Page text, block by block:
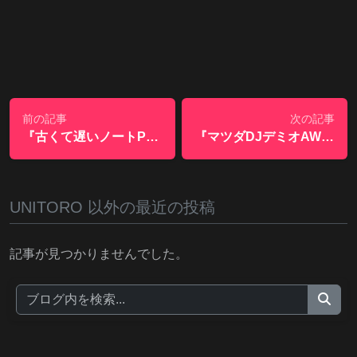
前の記事
『古くて遅いノートPC「富士通LIFEBOOK S904J」にSSDを入れて激速に改良！』
次の記事
『マツダDJデミオAWDディーゼルに37000キロ乗った感想』
UNITORO 以外の最近の投稿
記事が見つかりませんでした。